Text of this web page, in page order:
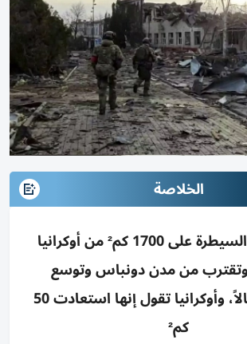
الخلاصة
روسيا تعلن السيطرة على 1700 كم² من أوكرانيا
وتقترب من مدن دونباس وتوسع
عملياتها شمالاً، وأوكرانيا تقول إنها استعادت 50
كم²